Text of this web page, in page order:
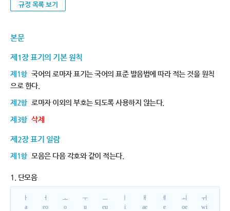
규정 목록 보기
본문
제1장 표기의 기본 원칙
제1항 국어의 로마자 표기는 국어의 표준 발음법에 따라 적는 것을 원칙
으로 한다.
제2항 로마자 이외의 부호는 되도록 사용하지 않는다.
제3항 삭제
제2장 표기 일람
제1항 모음은 다음 각호와 같이 적는다.
1. 단모음
ㅏ
a
ㅓ
eo
ㅗ
o
ㅜ
u
ㅡ
eu
i
ㅐ
ae
ㅔ
e
ㅚ
oe
ㅟ
wi